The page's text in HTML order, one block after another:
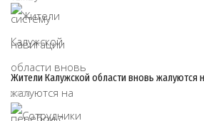
Жители Калужской области вновь жалуются
07/08